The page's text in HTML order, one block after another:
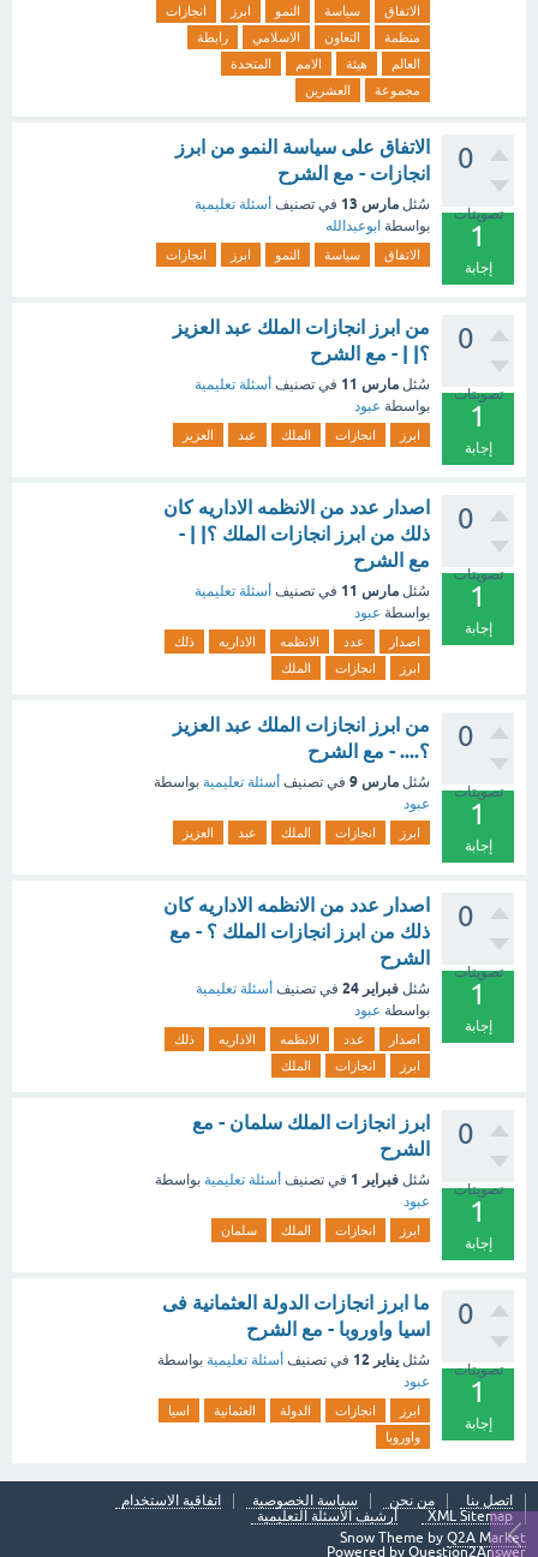
الاتفاق سياسة النمو ابرز
انجازات
منظمة
التعاون الاسلامي
رابطة
العالم
هيئة الامم
المتحدة
مجموعة
العشرين
0
تصويتات
1
إجابة
الاتفاق على سياسة النمو من ابرز
انجازات - مع الشرح
سُئل مارس 13 في تصنيف أسئلة تعليمية
بواسطة ابوعبدالله
الاتفاق سياسة النمو ابرز انجازات
0
تصويتات
1
إجابة
من ابرز انجازات الملك عبد العزيز
؟| | - مع الشرح
سُئل مارس 11 في تصنيف أسئلة تعليمية
بواسطة عبود
ابرز انجازات الملك عبد العزيز
0
تصويتات
1
إجابة
اصدار عدد من الانظمه الاداريه كان
ذلك من ابرز انجازات الملك ؟| | -
مع الشرح
سُئل مارس 11 في تصنيف أسئلة تعليمية
بواسطة عبود
اصدار عدد الانظمه الاداريه
ذلك
ابرز
انجازات الملك
0
تصويتات
1
إجابة
من ابرز انجازات الملك عبد العزيز
؟.... - مع الشرح
سُئل مارس 9 في تصنيف أسئلة تعليمية بواسطة
عبود
ابرز انجازات الملك عبد العزيز
0
تصويتات
1
إجابة
اصدار عدد من الانظمه الاداريه كان
ذلك من ابرز انجازات الملك ؟ - مع
الشرح
سُئل فبراير 24 في تصنيف أسئلة تعليمية
بواسطة عبود
اصدار عدد الانظمه الاداريه
ذلك
ابرز
انجازات الملك
0
تصويتات
1
إجابة
ابرز انجازات الملك سلمان - مع
الشرح
سُئل فبراير 1 في تصنيف أسئلة تعليمية بواسطة
عبود
ابرز انجازات الملك سلمان
0
تصويتات
1
إجابة
ما ابرز انجازات الدولة العثمانية فى
اسيا واوروبا - مع الشرح
سُئل يناير 12 في تصنيف أسئلة تعليمية بواسطة
عبود
ابرز انجازات الدولة العثمانية
اسيا
واوروبا
اتصل بنا من نحن سياسة الخصوصية
اتفاقية الاستخدام
XML Sitemap
أرشيف الأسئلة التعليمية
Snow Theme by Q2A Market
Powered by Question2Answer